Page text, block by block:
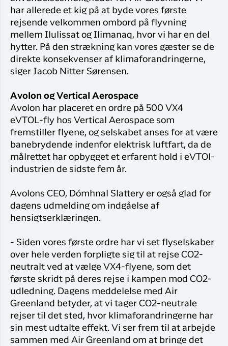
har allerede et kig på at byde vores første
rejsende velkommen ombord på flyvning
mellem Ilulissat og Ilimanaq, hvor vi har en del
hytter. På den strækning kan vores gæster se de
direkte konsekvenser af klimaforandringerne,
siger Jacob Nitter Sørensen.
Avolon og Vertical Aerospace
Avolon har placeret en ordre på 500 VX4
eVTOL-fly hos Vertical Aerospace som
fremstiller flyene, og selskabet anses for at være
banebrydende indenfor elektrisk luftfart, da de
målrettet har opbygget et erfarent hold i eVTOl-
industrien de sidste fem år.
Avolons CEO, Dómhnal Slattery er også glad for
dagens udmelding om indgåelse af
hensigtserklæringen.
- Siden vores første ordre har vi set flyselskaber
over hele verden forpligte sig til at rejse CO2-
neutralt ved at vælge VX4-flyene, som det
første skridt på deres rejse i kampen mod CO2-
udledning. Dagens meddelelse med Air
Greenland betyder, at vi tager CO2-neutrale
rejser til det sted, hvor klimaforandringerne har
sin mest udtalte effekt. Vi ser frem til at arbejde
sammen med Air Greenland om at bringe det